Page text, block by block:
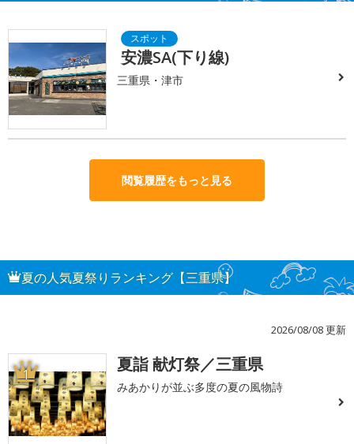
安濃SA(下り線)
三重県・津市
閲覧履歴をもっと見る
夏の人気夏祭りランキング【三重県】
2026/08/08 更新
1 夏詣 献灯祭／三重県
みあかりが並ぶ多度の夏の風物詩